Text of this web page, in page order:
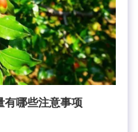
有哪些注意事项